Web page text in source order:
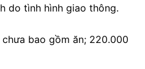
do tình hình giao thông.
bao gồm ăn; 220.000